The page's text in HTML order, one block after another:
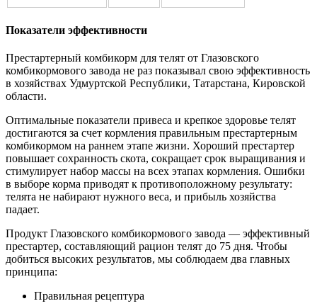
Показатели эффективности
Престартерный комбикорм для телят от Глазовского
комбикормового завода не раз показывал свою эффективность
в хозяйствах Удмуртской Республики, Татарстана, Кировской
области.
Оптимальные показатели привеса и крепкое здоровье телят
достигаются за счет кормления правильным престартерным
комбикормом на раннем этапе жизни. Хороший престартер
повышает сохранность скота, сокращает срок выращивания и
стимулирует набор массы на всех этапах кормления. Ошибки
в выборе корма приводят к противоположному результату:
телята не набирают нужного веса, и прибыль хозяйства
падает.
Продукт Глазовского комбикормового завода — эффективный
престартер, составляющий рацион телят до 75 дня. Чтобы
добиться высоких результатов, мы соблюдаем два главных
принципа:
Правильная рецептура